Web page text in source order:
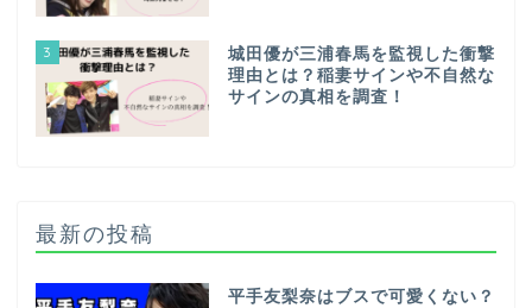
3
城田優が三浦春馬を監視した衝撃
理由とは？稲妻サインや不自然な
サインの真相を調査！
最新の投稿
平手友梨奈はブスで可愛くない？